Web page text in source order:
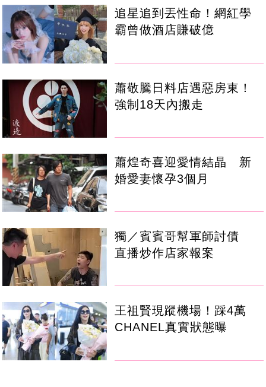
追星追到丟性命！網紅學
霸曾做酒店賺破億
蕭敬騰日料店遇惡房東！
強制18天內搬走
蕭煌奇喜迎愛情結晶 新
婚愛妻懷孕3個月
獨／賓賓哥幫軍師討債
直播炒作店家報案
王祖賢現蹤機場！踩4萬
CHANEL真實狀態曝